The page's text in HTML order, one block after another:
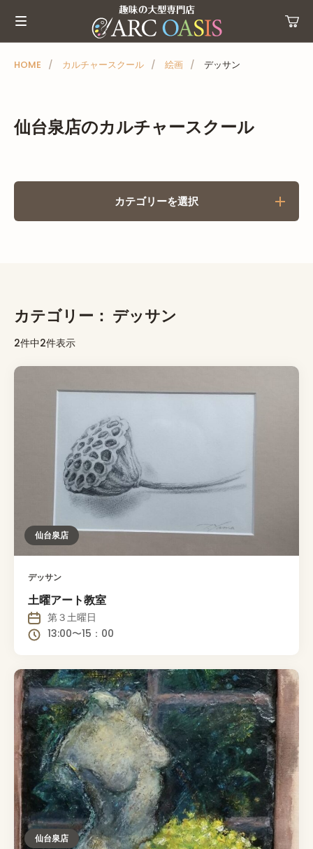
ュ
HOME カルチャースクール 絵画 デッサン
仙台泉店のカルチャースクール
カテゴリーを選択
カテゴリー： デッサン
2件中2件表示
仙台泉店
デッサン
土曜アート教室
第３土曜日
13:00〜15：00
仙台泉店